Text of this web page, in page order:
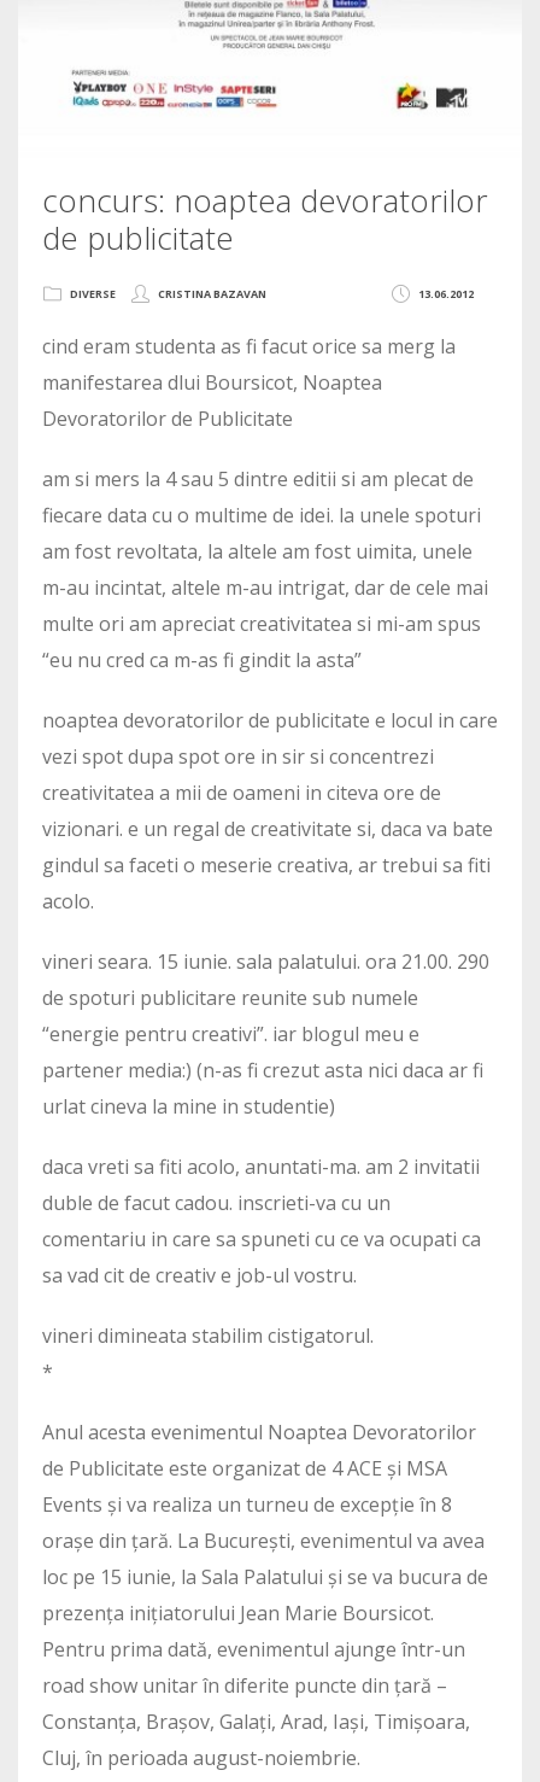
concurs: noaptea devoratorilor
de publicitate
13.06.2012
DIVERSE CRISTINA BAZAVAN
cind eram studenta as fi facut orice sa merg la
manifestarea dlui Boursicot, Noaptea
Devoratorilor de Publicitate
am si mers la 4 sau 5 dintre editii si am plecat de
fiecare data cu o multime de idei. la unele spoturi
am fost revoltata, la altele am fost uimita, unele
m-au incintat, altele m-au intrigat, dar de cele mai
multe ori am apreciat creativitatea si mi-am spus
“eu nu cred ca m-as fi gindit la asta”
noaptea devoratorilor de publicitate e locul in care
vezi spot dupa spot ore in sir si concentrezi
creativitatea a mii de oameni in citeva ore de
vizionari. e un regal de creativitate si, daca va bate
gindul sa faceti o meserie creativa, ar trebui sa fiti
acolo.
vineri seara. 15 iunie. sala palatului. ora 21.00. 290
de spoturi publicitare reunite sub numele
“energie pentru creativi”. iar blogul meu e
partener media:) (n-as fi crezut asta nici daca ar fi
urlat cineva la mine in studentie)
daca vreti sa fiti acolo, anuntati-ma. am 2 invitatii
duble de facut cadou. inscrieti-va cu un
comentariu in care sa spuneti cu ce va ocupati ca
sa vad cit de creativ e job-ul vostru.
vineri dimineata stabilim cistigatorul.
*
Anul acesta evenimentul Noaptea Devoratorilor
de Publicitate este organizat de 4 ACE și MSA
Events și va realiza un turneu de excepție în 8
orașe din țară. La București, evenimentul va avea
loc pe 15 iunie, la Sala Palatului și se va bucura de
prezența inițiatorului Jean Marie Boursicot.
Pentru prima dată, evenimentul ajunge într-un
road show unitar în diferite puncte din țară –
Constanța, Brașov, Galați, Arad, Iași, Timișoara,
Cluj, în perioada august-noiembrie.